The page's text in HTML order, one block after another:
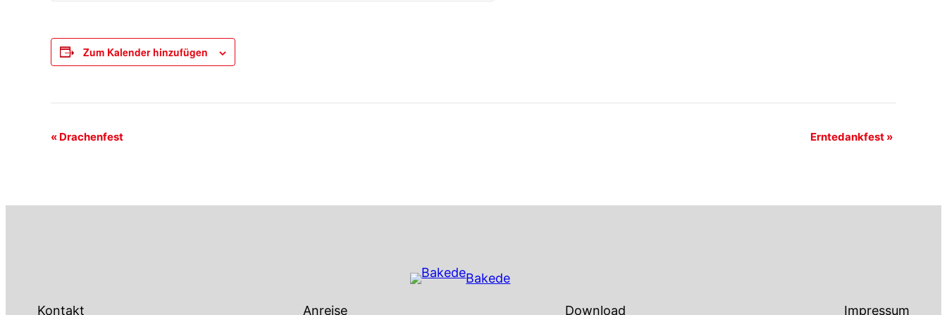
Zum Kalender hinzufügen
Veranstaltung-
« Drachenfest Erntedankfest »
Bakede
Kontakt Anreise Download Impressum